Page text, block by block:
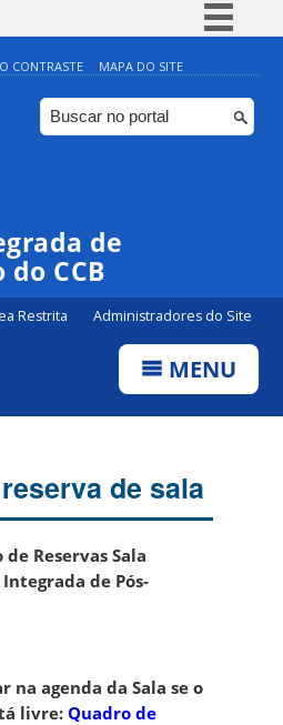
Simplifique!
Comunica BR
Participe
Canais
CONTRASTE MAPA DO SITE
de
do CCB
Restrita Administradores do Site
MENU
de sala
Reservas Sala
de Pós-
na agenda da Sala se o
livre: Quadro de